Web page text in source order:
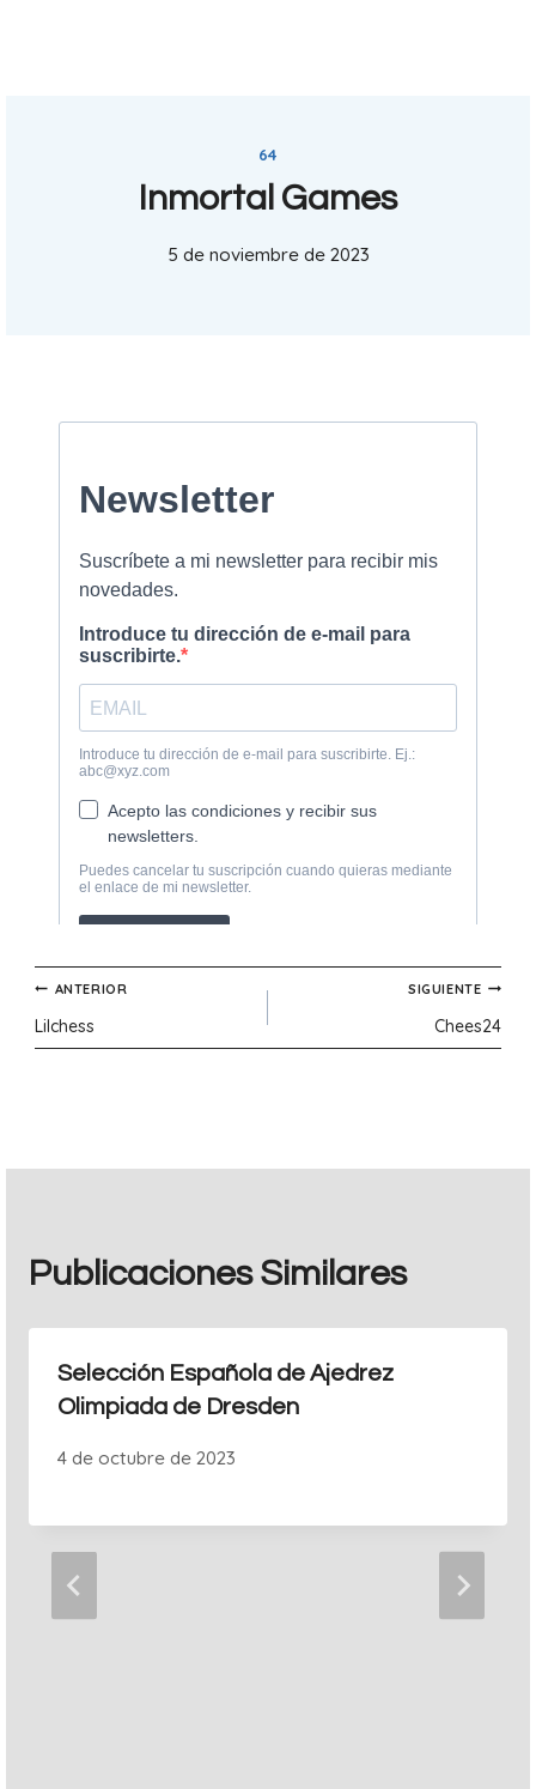
64
Inmortal Games
5 de noviembre de 2023
Navegación
de
ANTERIOR
Lilchess
SIGUIENTE
Chees24
Publicaciones Similares
Selección Española de Ajedrez
Olimpiada de Dresden
4 de octubre de 2023